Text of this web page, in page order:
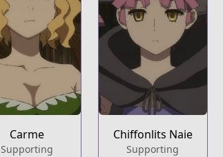
Carme
Supporting
Chiffonlits Naie
Supporting